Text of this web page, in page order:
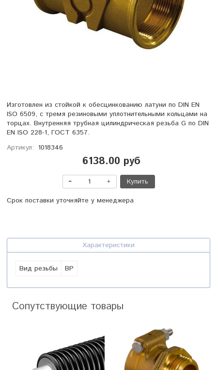
Изготовлен из стойкой к обесцинкованию латуни по DIN EN
ISO 6509, с тремя резиновыми уплотнительными кольцами на
торцах. Внутренняя трубная цилиндрическая резьба G по DIN
EN ISO 228-1, ГОСТ 6357.
Артикул: 1018346
6138.00 руб
Купить
Срок поставки уточняйте у менеджера
Характеристики
Вид резьбы ВР
Сопутствующие товары